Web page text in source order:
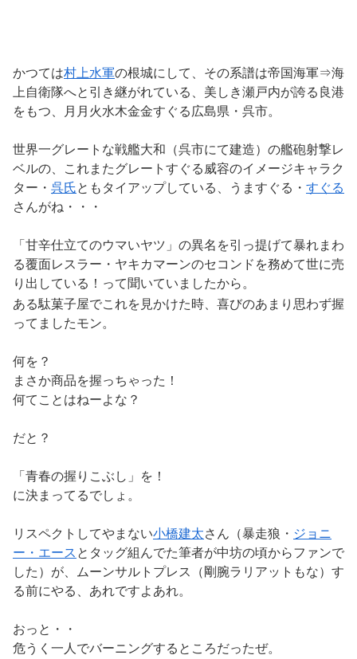
かつては村上水軍の根城にして、その系譜は帝国海軍⇒海
上自衛隊へと引き継がれている、美しき瀬戸内が誇る良港
をもつ、月月火水木金金すぐる広島県・呉市。
世界一グレートな戦艦大和（呉市にて建造）の艦砲射撃レ
ベルの、これまたグレートすぐる威容のイメージキャラク
ター・ 呉氏ともタイアップしている、うますぐる・ すぐる
さんがね・・・
「甘辛仕立てのウマいヤツ」の異名を引っ提げて暴れまわ
る覆面レスラー・ヤキカマーンのセコンドを務めて世に売
り出している！って聞いていましたから。
ある駄菓子屋でこれを見かけた時、喜びのあまり思わず握
ってましたモン。
何を？
まさか商品を握っちゃった！
何てことはねーよな？
だと？
「青春の握りこぶし」を！
に決まってるでしょ。
リスペクトしてやまない小橋建太さん（暴走狼・ ジョニ
ー・エース とタッグ組んでた筆者が中坊の頃からファンで
した）が、ムーンサルトプレス（剛腕ラリアットもな）す
る前にやる、あれですよあれ。
おっと・・
危うく一人でバーニングするところだったぜ。